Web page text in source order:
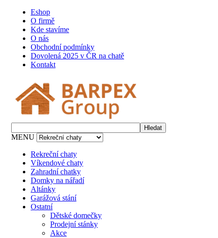
Eshop
O firmě
Kde stavíme
O nás
Obchodní podmínky
Dovolená 2025 v ČR na chatě
Kontakt
MENU
Rekreční chaty
Víkendové chaty
Zahradní chatky
Domky na nářadí
Altánky
Garážová stání
Ostatní
Dětské domečky
Prodejní stánky
Akce